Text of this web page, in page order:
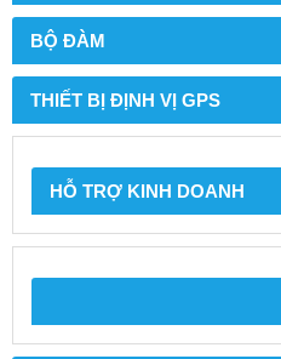
BỘ ĐÀM
THIẾT BỊ ĐỊNH VỊ GPS
HỖ TRỢ KINH DOANH